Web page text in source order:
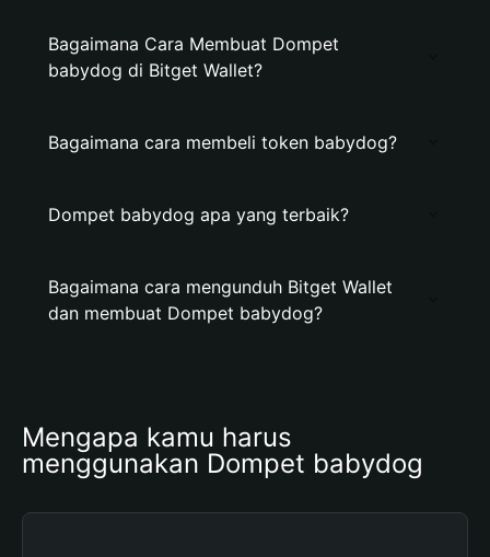
Bagaimana Cara Membuat Dompet
babydog di Bitget Wallet?
Bagaimana cara membeli token babydog?
Dompet babydog apa yang terbaik?
Bagaimana cara mengunduh Bitget Wallet
dan membuat Dompet babydog?
Mengapa kamu harus
menggunakan Dompet babydog